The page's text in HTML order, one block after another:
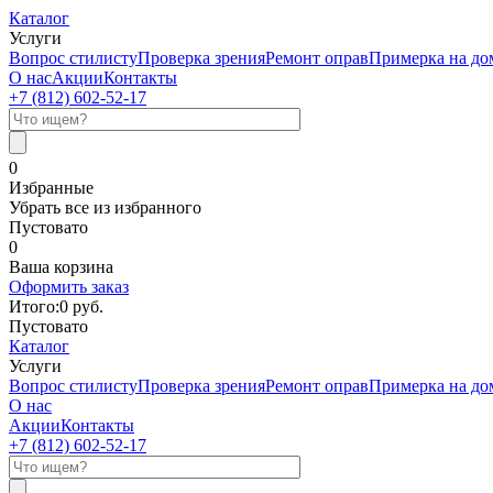
Каталог
Услуги
Вопрос стилистуПроверка зренияРемонт оправПримерка на
О насАкцииКонтакты
+7 (812) 602-52-17
0
Избранные
Убрать все из избранного
Пустовато
0
Ваша корзина
Оформить заказ
Итого:0 руб.
Пустовато
Каталог
Услуги
Вопрос стилистуПроверка зренияРемонт оправПримерка на
О нас
АкцииКонтакты
+7 (812) 602-52-17